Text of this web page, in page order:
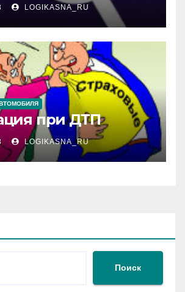
LOGIKASNA_RU
при ДТП
LOGIKASNA_RU
Поиск